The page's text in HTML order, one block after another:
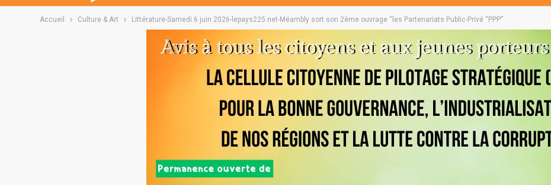
Accueil Culture & Art Littérature-Samedi 6 juin 2026-lepays225.net-Méambly sort son 2ème ouvrage “les Partenariats Public-Privé “PPP”